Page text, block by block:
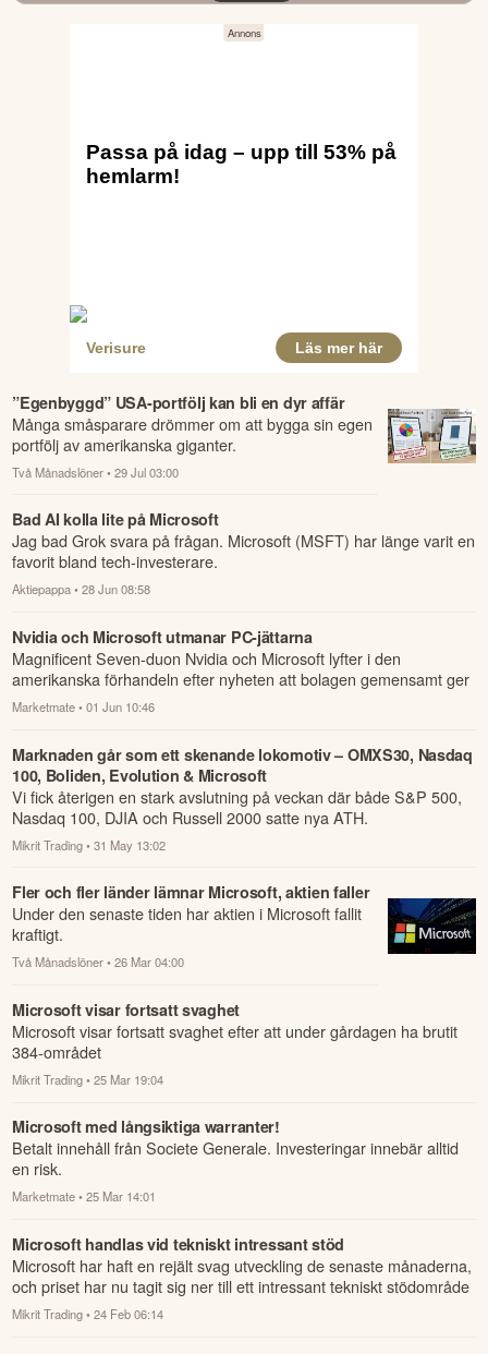
”Egenbyggd” USA-portfölj kan bli en dyr affär
Många småsparare drömmer om att bygga sin egen
portfölj av amerikanska giganter.
Två Månadslöner • 29 Jul 03:00
Bad AI kolla lite på Microsoft
Jag bad Grok svara på frågan. Microsoft (MSFT) har länge varit en
favorit bland tech-investerare.
Aktiepappa • 28 Jun 08:58
Nvidia och Microsoft utmanar PC-jättarna
Magnificent Seven-duon Nvidia och Microsoft lyfter i den
amerikanska förhandeln efter nyheten att bolagen gemensamt ger
sig in på datormarkn...
Marketmate • 01 Jun 10:46
Marknaden går som ett skenande lokomotiv – OMXS30, Nasdaq
100, Boliden, Evolution & Microsoft
Vi fick återigen en stark avslutning på veckan där både S&P 500,
Nasdaq 100, DJIA och Russell 2000 satte nya ATH.
Mikrit Trading • 31 May 13:02
Fler och fler länder lämnar Microsoft, aktien faller
Under den senaste tiden har aktien i Microsoft fallit
kraftigt.
Två Månadslöner • 26 Mar 04:00
Microsoft visar fortsatt svaghet
Microsoft visar fortsatt svaghet efter att under gårdagen ha brutit
384-området
Mikrit Trading • 25 Mar 19:04
Microsoft med långsiktiga warranter!
Betalt innehåll från Societe Generale. Investeringar innebär alltid
en risk.
Marketmate • 25 Mar 14:01
Microsoft handlas vid tekniskt intressant stöd
Microsoft har haft en rejält svag utveckling de senaste månaderna,
och priset har nu tagit sig ner till ett intressant tekniskt stödområde
Mikrit Trading • 24 Feb 06:14